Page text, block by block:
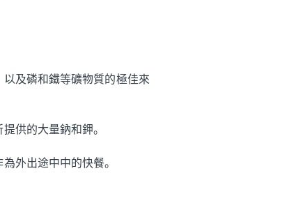
及磷和鐵等礦物質的極佳來
供的大量鈉和鉀。
外出途中中的快餐。